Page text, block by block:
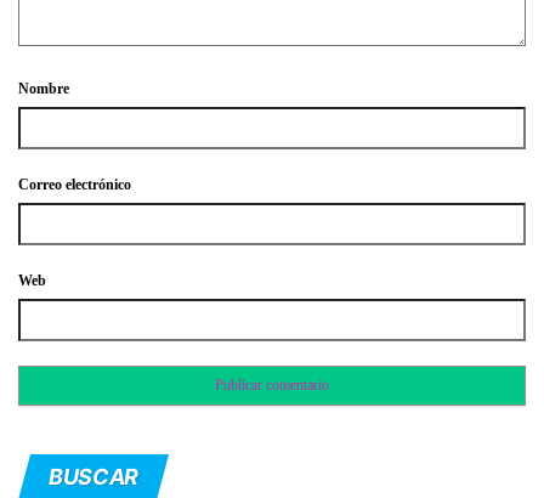
Nombre
Correo electrónico
Web
BUSCAR